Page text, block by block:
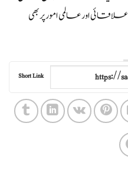
اور عالمی امورپربھی
Short Link